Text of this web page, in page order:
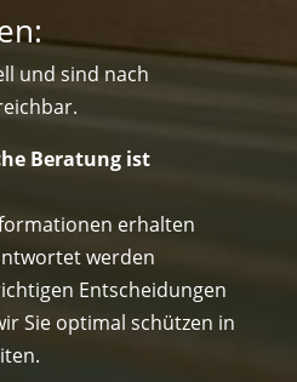
und sind nach
Beratung ist
erhalten
werden
Entscheidungen
Sie optimal schützen in